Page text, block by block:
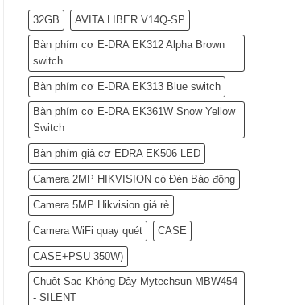
32GB AVITA LIBER V14Q-SP
Bàn phím cơ E-DRA EK312 Alpha Brown
switch
Bàn phím cơ E-DRA EK313 Blue switch
Bàn phím cơ E-DRA EK361W Snow Yellow
Switch
Bàn phím giả cơ EDRA EK506 LED
Camera 2MP HIKVISION có Đèn Báo động
Camera 5MP Hikvision giá rẻ
Camera WiFi quay quét CASE
CASE+PSU 350W)
Chuột Sạc Không Dây Mytechsun MBW454
- SILENT